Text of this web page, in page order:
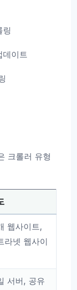
링
데이트
크롤러 유형
웹사이트,
라넷 웹사이
서버, 공유